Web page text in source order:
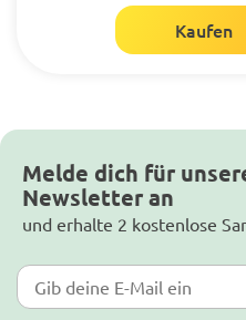
Kaufen
Melde dich für
Newsletter an
und erhalte 2 kostenlose